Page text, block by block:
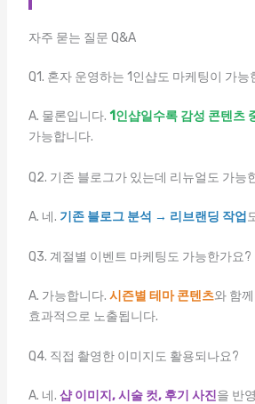
자주 묻는 질문 Q&A
Q1. 혼자 운영하는 1인샵도 마케팅이 가능
A. 물론입니다. 1인샵일수록 감성 콘텐츠
가능합니다.
Q2. 기존 블로그가 있는데 리뉴얼도 가능
A. 네. 기존 블로그 분석 → 리브랜딩 작업
Q3. 계절별 이벤트 마케팅도 가능한가요?
A. 가능합니다. 시즌별 테마 콘텐츠와 함께
효과적으로 노출됩니다.
Q4. 직접 촬영한 이미지도 활용되나요?
A. 네. 샵 이미지, 시술 컷, 후기 사진을 반